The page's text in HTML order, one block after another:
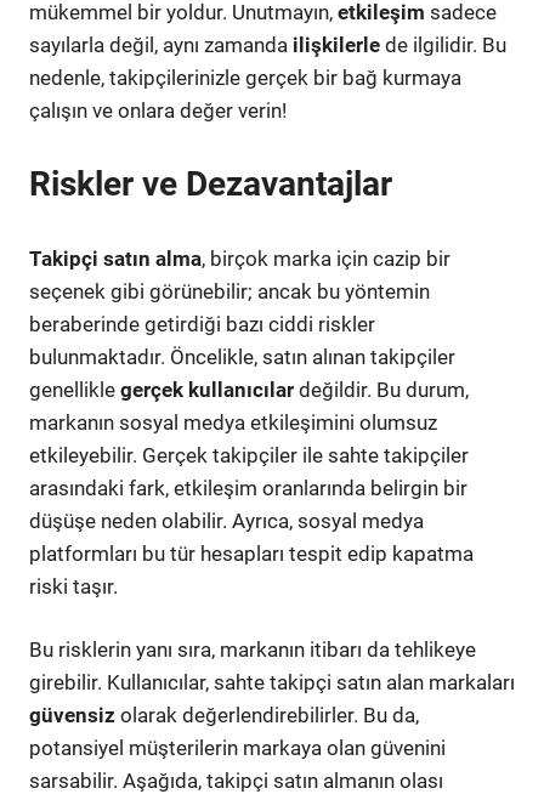
mükemmel bir yoldur. Unutmayın, etkileşim sadece
sayılarla değil, aynı zamanda ilişkilerle de ilgilidir. Bu
nedenle, takipçilerinizle gerçek bir bağ kurmaya
çalışın ve onlara değer verin!
Riskler ve Dezavantajlar
Takipçi satın alma, birçok marka için cazip bir
seçenek gibi görünebilir; ancak bu yöntemin
beraberinde getirdiği bazı ciddi riskler
bulunmaktadır. Öncelikle, satın alınan takipçiler
genellikle gerçek kullanıcılar değildir. Bu durum,
markanın sosyal medya etkileşimini olumsuz
etkileyebilir. Gerçek takipçiler ile sahte takipçiler
arasındaki fark, etkileşim oranlarında belirgin bir
düşüşe neden olabilir. Ayrıca, sosyal medya
platformları bu tür hesapları tespit edip kapatma
riski taşır.
Bu risklerin yanı sıra, markanın itibarı da tehlikeye
girebilir. Kullanıcılar, sahte takipçi satın alan markaları
güvensiz olarak değerlendirebilirler. Bu da,
potansiyel müşterilerin markaya olan güvenini
sarsabilir. Aşağıda, takipçi satın almanın olası